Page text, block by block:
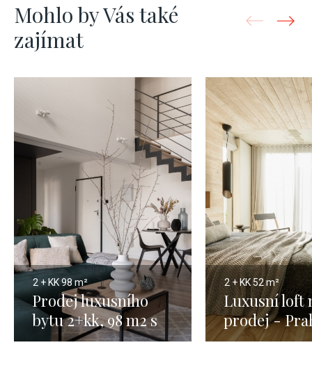
Mohlo by Vás také
zajímat
2 + KK98 m²
Prodej luxusního
bytu 2+kk, 98 m2 s
terasou, Praha 4 -
2 + KK52 m²
Luxusní loft
prodej -
52m